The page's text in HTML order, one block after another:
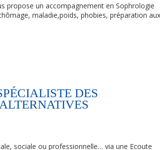
propose un accompagnement en Sophrologie
maladie,poids, phobies, préparation aux
DES
sociale ou professionnelle… via une Ecoute